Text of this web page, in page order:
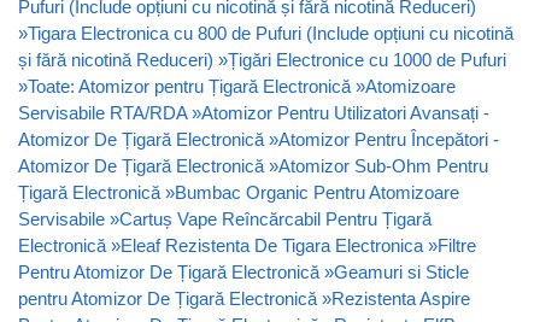
Pufuri (Include opțiuni cu nicotină și fără nicotină Reduceri)
»Tigara Electronica cu 800 de Pufuri (Include opțiuni cu nicotină
și fără nicotină Reduceri) »Țigări Electronice cu 1000 de Pufuri
»Toate: Atomizor pentru Țigară Electronică »Atomizoare
Servisabile RTA/RDA »Atomizor Pentru Utilizatori Avansați -
Atomizor De Țigară Electronică »Atomizor Pentru Începători -
Atomizor De Țigară Electronică »Atomizor Sub-Ohm Pentru
Țigară Electronică »Bumbac Organic Pentru Atomizoare
Servisabile »Cartuș Vape Reîncărcabil Pentru Țigară
Electronică »Eleaf Rezistenta De Tigara Electronica »Filtre
Pentru Atomizor De Țigară Electronică »Geamuri si Sticle
pentru Atomizor De Țigară Electronică »Rezistenta Aspire